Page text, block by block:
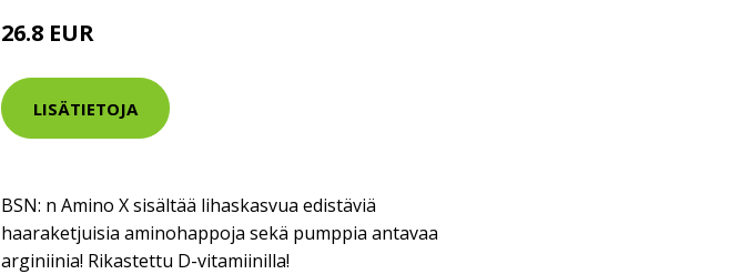
26.8 EUR
LISÄTIETOJA
BSN: n Amino X sisältää lihaskasvua edistäviä
haaraketjuisia aminohappoja sekä pumppia antavaa
arginiinia! Rikastettu D-vitamiinilla!